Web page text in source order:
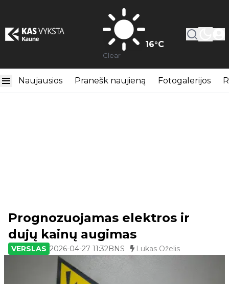
16°C
Clear
Naujausios Pranešk naujieną Fotogalerijos
Prognozuojamas elektros ir
dujų kainų augimas
VERSLAS 2026-04-27 11:32BNS Lukas Oželis